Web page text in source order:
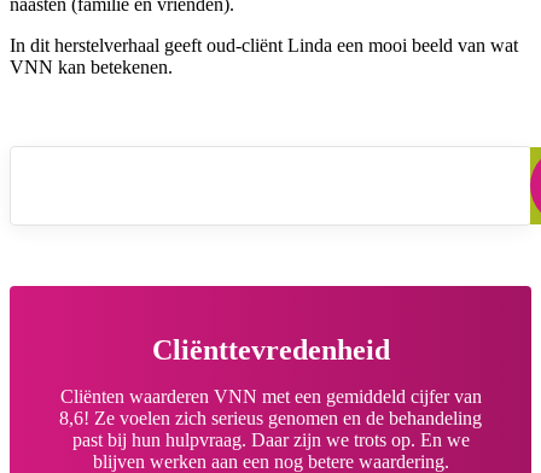
In dit herstelverhaal geeft oud-cliënt Linda een mooi beeld van wat
VNN kan betekenen.
Cliënttevredenheid
Cliënten waarderen VNN met een gemiddeld cijfer van
8,6! Ze voelen zich serieus genomen en de behandeling
past bij hun hulpvraag. Daar zijn we trots op. En we
blijven werken aan een nog betere waardering.